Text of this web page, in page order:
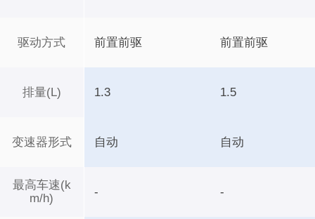
驱动方式
排量(L)
变速器形式
最高车速(k
m/h)
前置前驱 前置前驱
1.3 1.5
自动 自动
- -